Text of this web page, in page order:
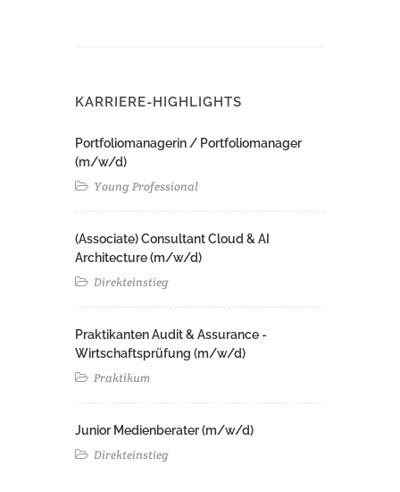
KARRIERE-HIGHLIGHTS
Portfoliomanagerin / Portfoliomanager
(m/w/d)
Young Professional
(Associate) Consultant Cloud & AI
Architecture (m/w/d)​ ​
Direkteinstieg
Praktikanten Audit & Assurance -
Wirtschaftsprüfung (m/w/d)
Praktikum
Junior Medienberater (m/w/d)
Direkteinstieg